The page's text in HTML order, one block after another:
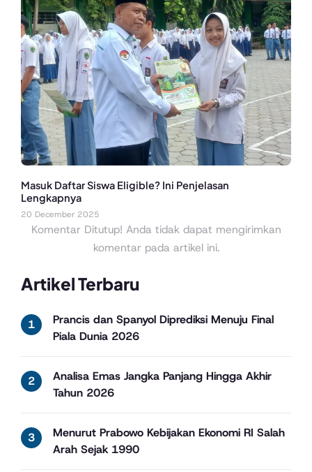
Artikel Terbaru
Prancis dan Spanyol Diprediksi Menuju Final
Piala Dunia 2026
Analisa Emas Jangka Panjang Hingga Akhir
Tahun 2026
Menurut Prabowo Kebijakan Ekonomi RI Salah
Arah Sejak 1990
Masuk Daftar Siswa Eligible? Ini Penjelasan
Lengkapnya
20 December 2025
Komentar Ditutup! Anda tidak dapat mengirimkan
komentar pada artikel ini.